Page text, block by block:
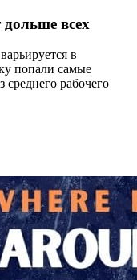
всех
в
попали самые
среднего рабочего